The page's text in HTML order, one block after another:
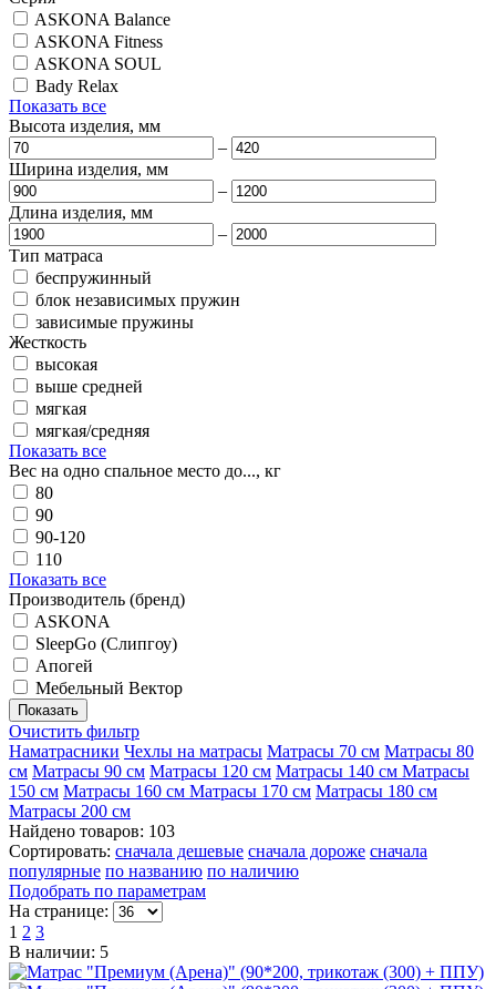
ASKONA Balance
ASKONA Fitness
ASKONA SOUL
Bady Relax
Показать все
Высота изделия, мм
–
Ширина изделия, мм
–
Длина изделия, мм
–
Тип матраса
беспружинный
блок независимых пружин
зависимые пружины
Жесткость
высокая
выше средней
мягкая
мягкая/средняя
Показать все
Вес на одно спальное место до..., кг
80
90
90-120
110
Показать все
Производитель (бренд)
ASKONA
SleepGo (Слипгоу)
Апогей
Мебельный Вектор
Очистить фильтр
Наматрасники Чехлы на матрасы Матрасы 70 см Матрасы 80
см Матрасы 90 см Матрасы 120 см Матрасы 140 см Матрасы
150 см Матрасы 160 см Матрасы 170 см Матрасы 180 см
Матрасы 200 см
Найдено товаров: 103
Сортировать: сначала дешевые сначала дороже сначала
популярные по названию по наличию
Подобрать по параметрам
На странице:
1 2 3
В наличии: 5